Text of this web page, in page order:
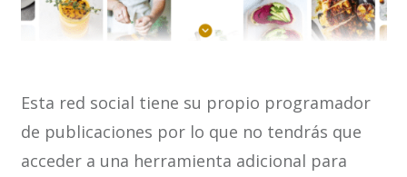
Esta red social tiene su propio programador
de publicaciones por lo que no tendrás que
acceder a una herramienta adicional para